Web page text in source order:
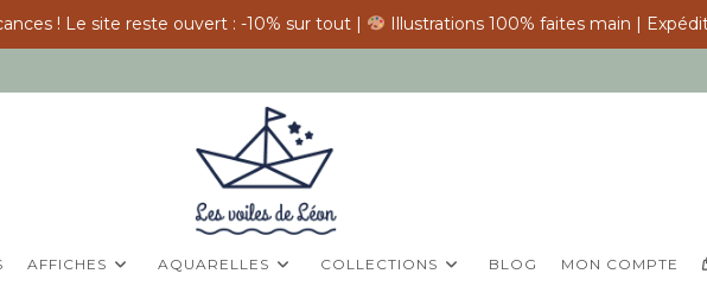
! Le site reste ouvert : -10% sur tout | Illustrations 100% faites main |
AFFICHES AQUARELLES COLLECTIONS BLOG MON COMPTE